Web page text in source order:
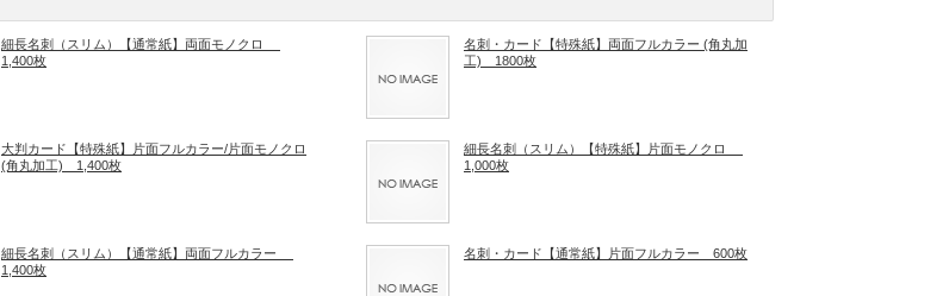
細長名刺（スリム）【通常紙】両面モノクロ
1,400枚
名刺・カード【特殊紙】両面フルカラー (角丸加
工) 1800枚
大判カード【特殊紙】片面フルカラー/片面モノクロ
(角丸加工) 1,400枚
細長名刺（スリム）【特殊紙】片面モノクロ
1,000枚
細長名刺（スリム）【通常紙】両面フルカラー
1,400枚
名刺・カード【通常紙】片面フルカラー 600枚